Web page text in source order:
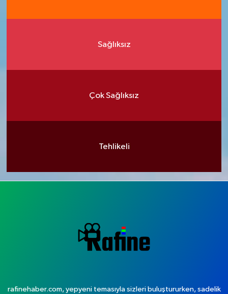
Sağlıksız
Çok Sağlıksız
Tehlikeli
rafinehaber.com, yepyeni temasıyla sizleri buluştururken, sadelik